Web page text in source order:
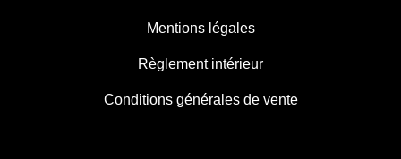
Mentions légales
Règlement intérieur
Conditions générales de vente